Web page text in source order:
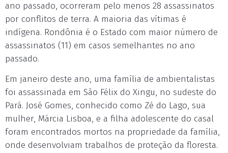
ano passado, ocorreram pelo menos 28 assassinatos
por conflitos de terra. A maioria das vítimas é
indígena. Rondônia é o Estado com maior número de
assassinatos (11) em casos semelhantes no ano
passado.
Em janeiro deste ano, uma família de ambientalistas
foi assassinada em São Félix do Xingu, no sudeste do
Pará. José Gomes, conhecido como Zé do Lago, sua
mulher, Márcia Lisboa, e a filha adolescente do casal
foram encontrados mortos na propriedade da família,
onde desenvolviam trabalhos de proteção da floresta.